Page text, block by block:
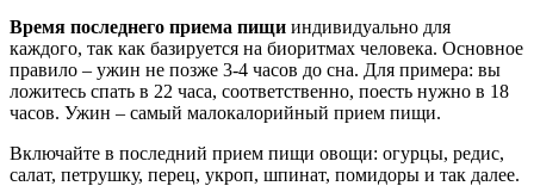
Время последнего приема пищи индивидуально для
каждого, так как базируется на биоритмах человека. Основное
правило – ужин не позже 3-4 часов до сна. Для примера: вы
ложитесь спать в 22 часа, соответственно, поесть нужно в 18
часов. Ужин – самый малокалорийный прием пищи.
Включайте в последний прием пищи овощи: огурцы, редис,
салат, петрушку, перец, укроп, шпинат, помидоры и так далее.